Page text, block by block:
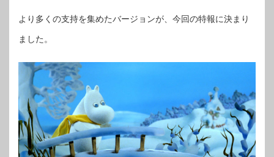
より多くの支持を集めたバージョンが、今回の特報に決まり
ました。